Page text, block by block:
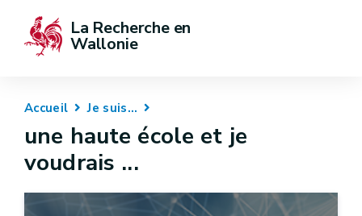
La Recherche en
Wallonie
Accueil Je suis...
une haute école et je
voudrais ...